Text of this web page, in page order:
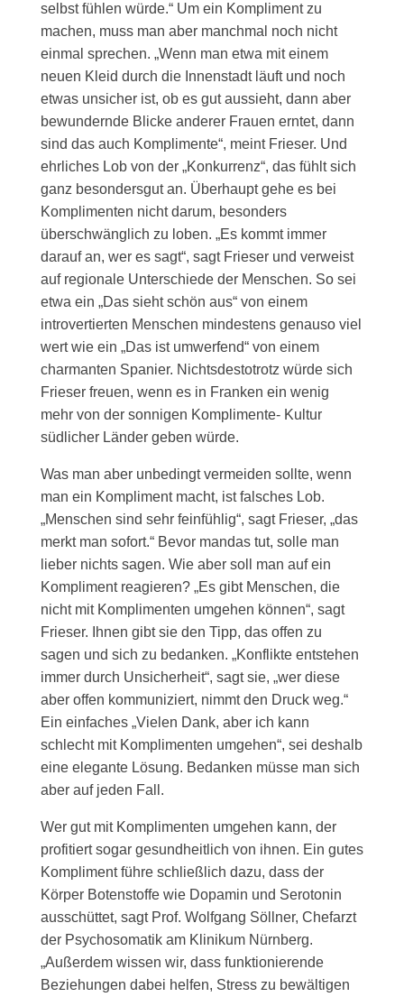
selbst fühlen würde.“ Um ein Kompliment zu
machen, muss man aber manchmal noch nicht
einmal sprechen. „Wenn man etwa mit einem
neuen Kleid durch die Innenstadt läuft und noch
etwas unsicher ist, ob es gut aussieht, dann aber
bewundernde Blicke anderer Frauen erntet, dann
sind das auch Komplimente“, meint Frieser. Und
ehrliches Lob von der „Konkurrenz“, das fühlt sich
ganz besondersgut an. Überhaupt gehe es bei
Komplimenten nicht darum, besonders
überschwänglich zu loben. „Es kommt immer
darauf an, wer es sagt“, sagt Frieser und verweist
auf regionale Unterschiede der Menschen. So sei
etwa ein „Das sieht schön aus“ von einem
introvertierten Menschen mindestens genauso viel
wert wie ein „Das ist umwerfend“ von einem
charmanten Spanier. Nichtsdestotrotz würde sich
Frieser freuen, wenn es in Franken ein wenig
mehr von der sonnigen Komplimente- Kultur
südlicher Länder geben würde.
Was man aber unbedingt vermeiden sollte, wenn
man ein Kompliment macht, ist falsches Lob.
„Menschen sind sehr feinfühlig“, sagt Frieser, „das
merkt man sofort.“ Bevor mandas tut, solle man
lieber nichts sagen. Wie aber soll man auf ein
Kompliment reagieren? „Es gibt Menschen, die
nicht mit Komplimenten umgehen können“, sagt
Frieser. Ihnen gibt sie den Tipp, das offen zu
sagen und sich zu bedanken. „Konflikte entstehen
immer durch Unsicherheit“, sagt sie, „wer diese
aber offen kommuniziert, nimmt den Druck weg.“
Ein einfaches „Vielen Dank, aber ich kann
schlecht mit Komplimenten umgehen“, sei deshalb
eine elegante Lösung. Bedanken müsse man sich
aber auf jeden Fall.
Wer gut mit Komplimenten umgehen kann, der
profitiert sogar gesundheitlich von ihnen. Ein gutes
Kompliment führe schließlich dazu, dass der
Körper Botenstoffe wie Dopamin und Serotonin
ausschüttet, sagt Prof. Wolfgang Söllner, Chefarzt
der Psychosomatik am Klinikum Nürnberg.
„Außerdem wissen wir, dass funktionierende
Beziehungen dabei helfen, Stress zu bewältigen